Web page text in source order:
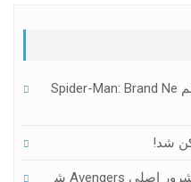
بررسی تمام رکوردهای تاریخی فیلم Spider-Man: Brand Ne
چرا دکتر دووم بدون هیچ زمینه‌ای شرور اصلی Avengers ش